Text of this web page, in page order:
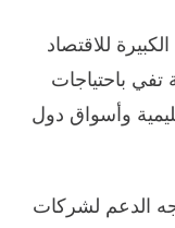
للاقتصاد
باحتياجات
وأسواق دول
الدعم لشركات